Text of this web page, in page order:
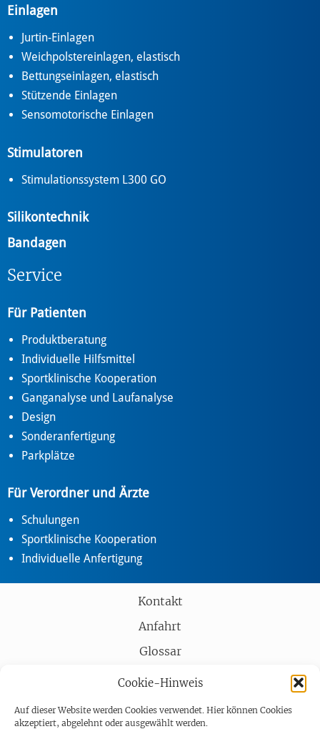
Cookie-Hinweis
Auf dieser Website werden Cookies verwendet. Hier können Cookies
akzeptiert, abgelehnt oder ausgewählt werden.
Einlagen
Jurtin-Einlagen
Weichpolstereinlagen, elastisch
Bettungseinlagen, elastisch
Stützende Einlagen
Sensomotorische Einlagen
Stimulatoren
Stimulationssystem L300 GO
Silikontechnik
Bandagen
Service
Für Patienten
Produktberatung
Individuelle Hilfsmittel
Sportklinische Kooperation
Ganganalyse und Laufanalyse
Design
Sonderanfertigung
Parkplätze
Für Verordner und Ärzte
Schulungen
Sportklinische Kooperation
Individuelle Anfertigung
Kontakt
Anfahrt
Glossar
Partner
Impressum